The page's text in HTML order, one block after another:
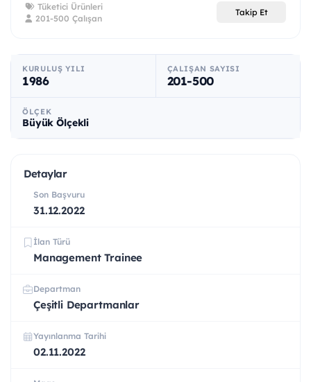
Tüketici Ürünleri
201-500 Çalışan
Takip Et
KURULUŞ YILI
1986
ÇALIŞAN SAYISI
201-500
ÖLÇEK
Büyük Ölçekli
Detaylar
Son Başvuru
31.12.2022
İlan Türü
Management Trainee
Departman
Çeşitli Departmanlar
Yayınlanma Tarihi
02.11.2022